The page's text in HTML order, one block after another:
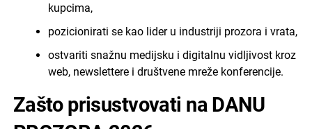
kupcima,
pozicionirati se kao lider u industriji prozora i vrata,
ostvariti snažnu medijsku i digitalnu vidljivost kroz
web, newslettere i društvene mreže konferencije.
Zašto prisustvovati na DANU